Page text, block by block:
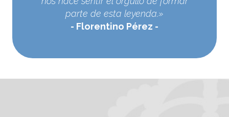
parte de esta leyenda.»
Florentino Pérez